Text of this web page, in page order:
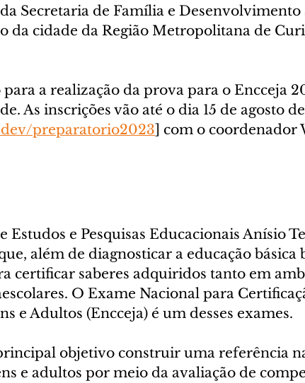
Secretaria de Família e Desenvolvimento
da cidade da Região Metropolitana de
para a realização da prova para o Encceja
As inscrições vão até o dia 15 de agosto
preparatorio2023] com o coordenador
Estudos e Pesquisas Educacionais Anísio
além de diagnosticar a educação básica
certificar saberes adquiridos tanto em
O Exame Nacional para
e Adultos (Encceja) é um desses exames.
objetivo construir uma referência
e adultos por meio da avaliação de